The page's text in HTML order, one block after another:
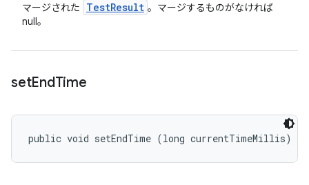
マージされた TestResult 。マージするものがなければ
null。
setEndTime
public void setEndTime (long currentTimeMillis)